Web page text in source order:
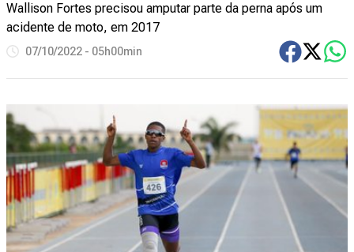
Wallison Fortes precisou amputar parte da perna após um
acidente de moto, em 2017
07/10/2022 - 05h00min